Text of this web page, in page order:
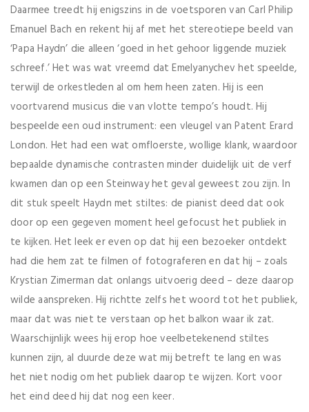
Daarmee treedt hij enigszins in de voetsporen van Carl Philip
Emanuel Bach en rekent hij af met het stereotiepe beeld van
‘Papa Haydn’ die alleen ‘goed in het gehoor liggende muziek
schreef.’ Het was wat vreemd dat Emelyanychev het speelde,
terwijl de orkestleden al om hem heen zaten. Hij is een
voortvarend musicus die van vlotte tempo’s houdt. Hij
bespeelde een oud instrument: een vleugel van Patent Erard
London. Het had een wat omfloerste, wollige klank, waardoor
bepaalde dynamische contrasten minder duidelijk uit de verf
kwamen dan op een Steinway het geval geweest zou zijn. In
dit stuk speelt Haydn met stiltes: de pianist deed dat ook
door op een gegeven moment heel gefocust het publiek in
te kijken. Het leek er even op dat hij een bezoeker ontdekt
had die hem zat te filmen of fotograferen en dat hij – zoals
Krystian Zimerman dat onlangs uitvoerig deed – deze daarop
wilde aanspreken. Hij richtte zelfs het woord tot het publiek,
maar dat was niet te verstaan op het balkon waar ik zat.
Waarschijnlijk wees hij erop hoe veelbetekenend stiltes
kunnen zijn, al duurde deze wat mij betreft te lang en was
het niet nodig om het publiek daarop te wijzen. Kort voor
het eind deed hij dat nog een keer.